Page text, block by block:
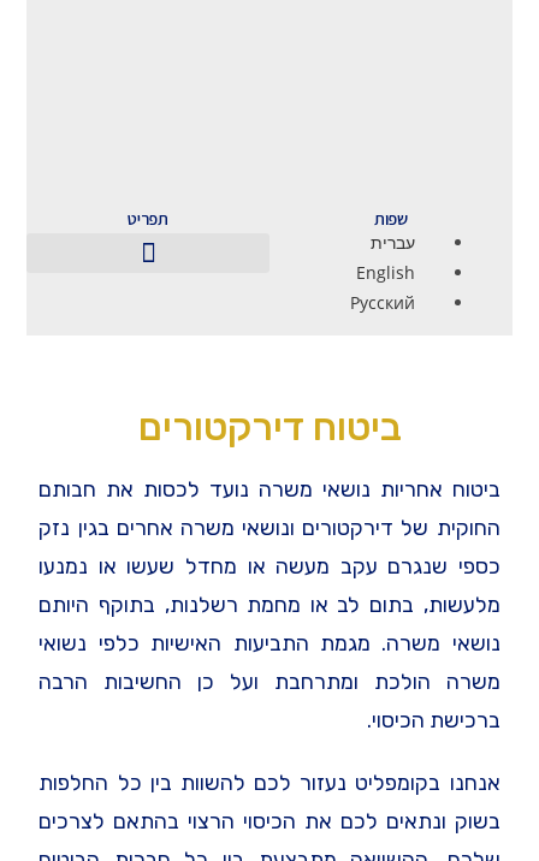
שפות
עברית
English
Русский
תפריט
ביטוח דירקטורים
ביטוח אחריות נושאי משרה נועד לכסות את חבותם
החוקית של דירקטורים ונושאי משרה אחרים בגין נזק
כספי שנגרם עקב מעשה או מחדל שעשו או נמנעו
מלעשות, בתום לב או מחמת רשלנות, בתוקף היותם
נושאי משרה. מגמת התביעות האישיות כלפי נשואי
משרה הולכת ומתרחבת ועל כן החשיבות הרבה
ברכישת הכיסוי.
אנחנו בקומפליט נעזור לכם להשוות בין כל החלפות
בשוק ונתאים לכם את הכיסוי הרצוי בהתאם לצרכים